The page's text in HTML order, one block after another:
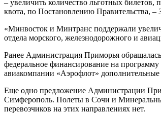
– увеличить количество льготных билетов,
квота, по Постановлению Правительства, –
«Минвосток и Минтранс поддержали
отдела морского, железнодорожного и
Ранее Администрация Приморья
федеральное финансирование на
авиакомпании «Аэрофлот»
Еще одно предложение Администрации
Симферополь. Полеты в Сочи и
перевозчиков на этих направлениях нет.